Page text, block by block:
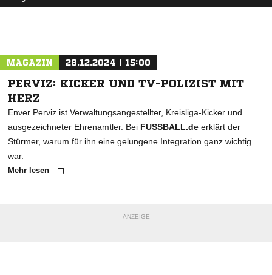
MAGAZIN 28.12.2024 | 15:00
PERVIZ: KICKER UND TV-POLIZIST MIT
HERZ
Enver Perviz ist Verwaltungsangestellter, Kreisliga-Kicker und
ausgezeichneter Ehrenamtler. Bei FUSSBALL.de erklärt der
Stürmer, warum für ihn eine gelungene Integration ganz wichtig
war.
Mehr lesen
ANZEIGE